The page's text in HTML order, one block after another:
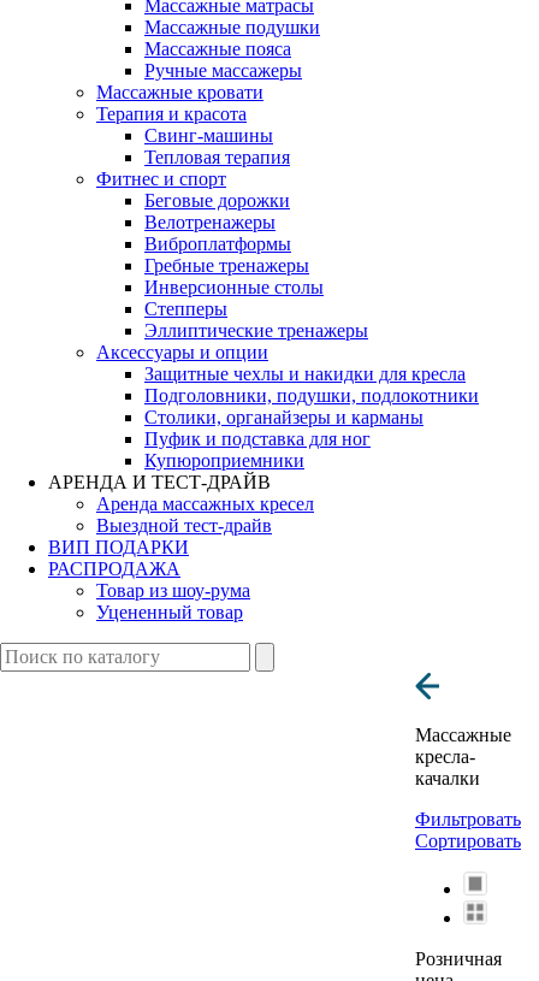
Массажные матрасы
Массажные подушки
Массажные пояса
Ручные массажеры
Массажные кровати
Терапия и красота
Свинг-машины
Тепловая терапия
Фитнес и спорт
Беговые дорожки
Велотренажеры
Виброплатформы
Гребные тренажеры
Инверсионные столы
Степперы
Эллиптические тренажеры
Аксессуары и опции
Защитные чехлы и накидки для кресла
Подголовники, подушки, подлокотники
Столики, органайзеры и карманы
Пуфик и подставка для ног
Купюроприемники
АРЕНДА И ТЕСТ-ДРАЙВ
Аренда массажных кресел
Выездной тест-драйв
ВИП ПОДАРКИ
РАСПРОДАЖА
Товар из шоу-рума
Уцененный товар
Массажные
кресла-
качалки
Фильтровать
Сортировать
Розничная